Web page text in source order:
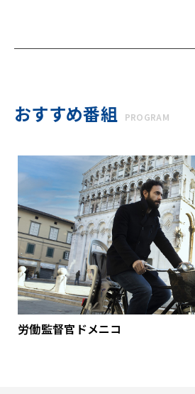
おすすめ番組 PROGRAM
労働監督官ドメニコ